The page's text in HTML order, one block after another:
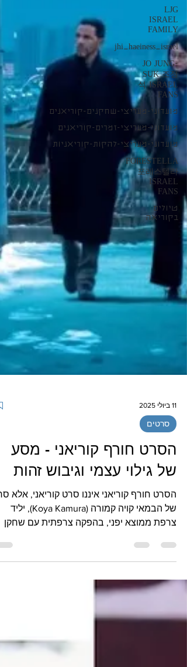
LJG
ISRAEL
FAMILY
jhi_haeiness_israel
JO JUNG-
SUK 조정
석 ISRAEL
FANS
מועדוני-מעריצי-שחקנים-קוריאנים
מועדוני-מעריצי-זמרים-קוריאנים
מועדוני-מעריצי-להקות-קוריאניות
FORESTELLA
포레스텔라
ISRAEL
FANS
טיולים
בקוריאה
סרטים
הסרט חורף קוריאני - מסע
של גילוי עצמי וגיבוש זהות
הסרט חורף קוריאני